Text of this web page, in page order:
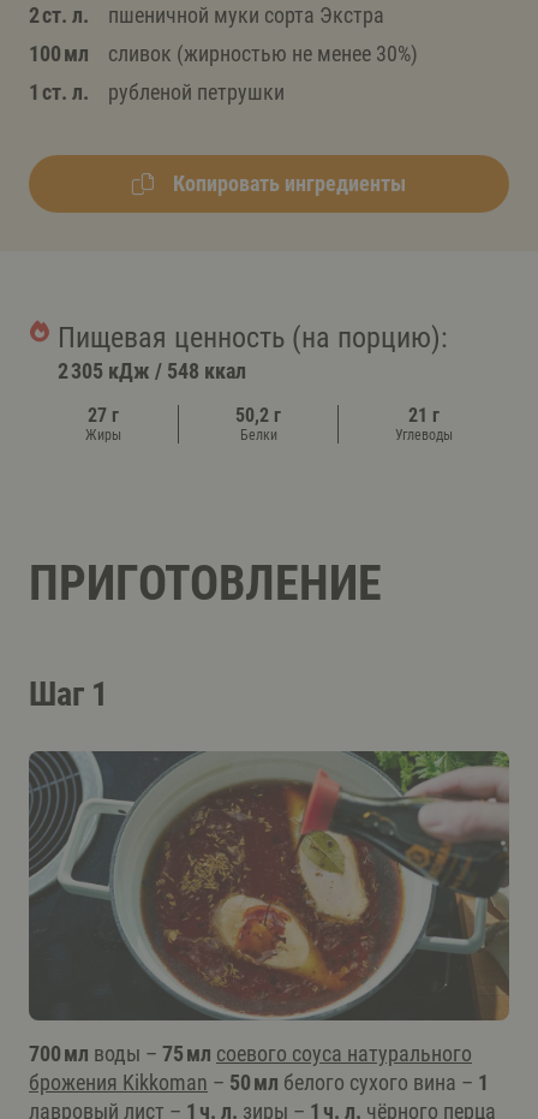
2 ст. л.
пшеничной муки сорта Экстра
100 мл
сливок (жирностью не менее 30%)
1 ст. л.
рубленой петрушки
Копировать ингредиенты
Пищевая ценность (на порцию):
2 305 кДж / 548 ккал
27 г
Жиры
50,2 г
Белки
21 г
Углеводы
ПРИГОТОВЛЕНИЕ
Шаг 1
700 мл воды – 75 мл соевого соуса натурального
брожения Kikkoman – 50 мл белого сухого вина – 1
лавровый лист – 1 ч. л. зиры – 1 ч. л. чёрного перца